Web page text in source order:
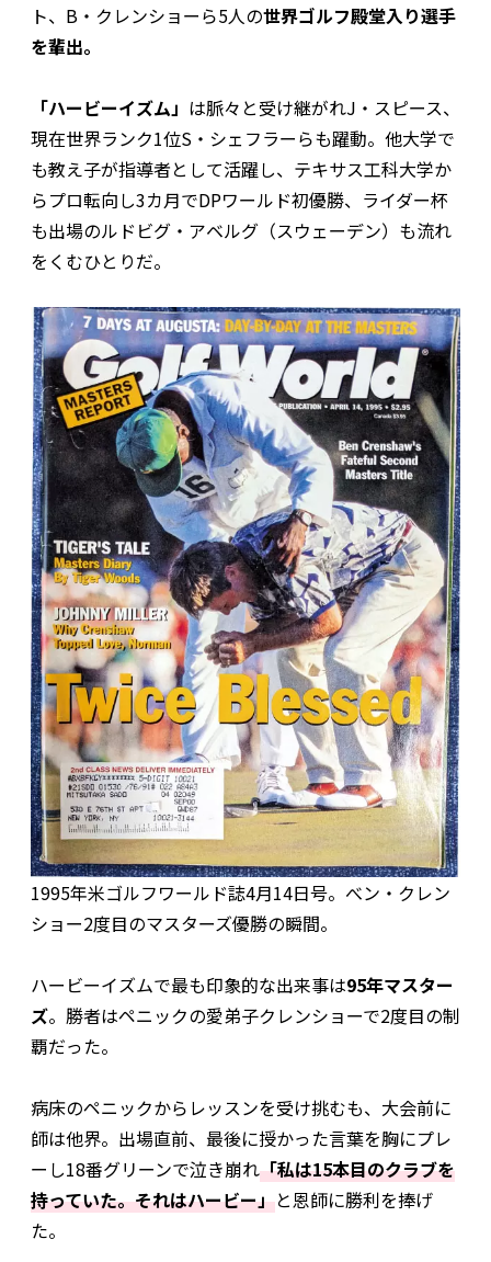
ト、B・クレンショーら5人の世界ゴルフ殿堂入り選手
を輩出。
「ハービーイズム」 は脈々と受け継がれJ・スピース、
現在世界ランク1位S・シェフラーらも躍動。他大学で
も教え子が指導者として活躍し、テキサス工科大学か
らプロ転向し3カ月でDPワールド初優勝、ライダー杯
も出場のルドビグ・アベルグ（スウェーデン）も流れ
をくむひとりだ。
1995年米ゴルフワールド誌4月14日号。べン・クレン
ショー2度目のマスターズ優勝の瞬間。
ハービーイズムで最も印象的な出来事は95年マスター
ズ。勝者はペニックの愛弟子クレンショーで2度目の制
覇だった。
病床のペニックからレッスンを受け挑むも、大会前に
師は他界。出場直前、最後に授かった言葉を胸にプレ
ーし18番グリーンで泣き崩れ「私は15本目のクラブを
持っていた。それはハービー」と恩師に勝利を捧げ
た。